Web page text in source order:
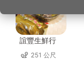
誼豐生鮮行
251 公尺